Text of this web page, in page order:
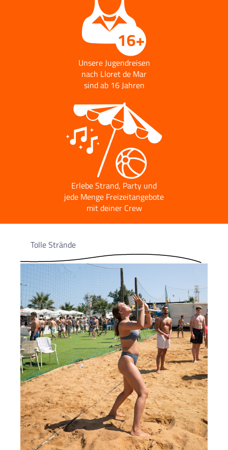
Unsere Jugendreisen
nach Lloret de Mar
sind ab 16 Jahren
Erlebe Strand, Party und
jede Menge Freizeitangebote
mit deiner Crew
Tolle Strände